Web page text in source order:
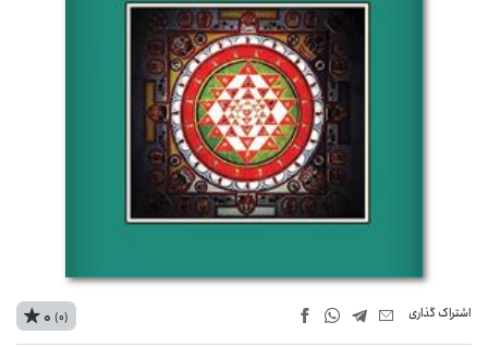
اشتراک‌ گذاری 0 (0)